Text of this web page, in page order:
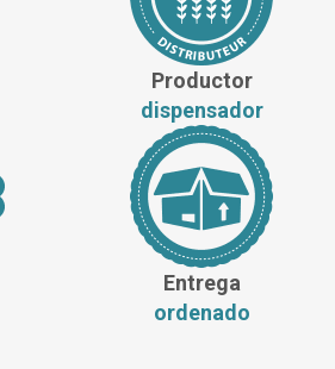
Productor
dispensador
Entrega
ordenado